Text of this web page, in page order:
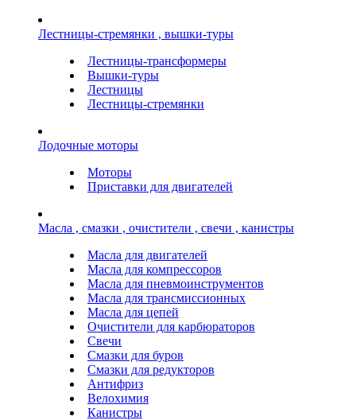
Лестницы-стремянки , вышки-туры
Лестницы-трансформеры
Вышки-туры
Лестницы
Лестницы-стремянки
Лодочные моторы
Моторы
Приставки для двигателей
Масла , смазки , очистители , свечи , канистры
Масла для двигателей
Масла для компрессоров
Масла для пневмоинструментов
Масла для трансмиссионных
Масла для цепей
Очистители для карбюраторов
Свечи
Смазки для буров
Смазки для редукторов
Антифриз
Велохимия
Канистры